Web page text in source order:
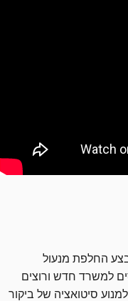
החלפת מנעול
למשרד חדש ורוצים
סיטואציה של ביקור